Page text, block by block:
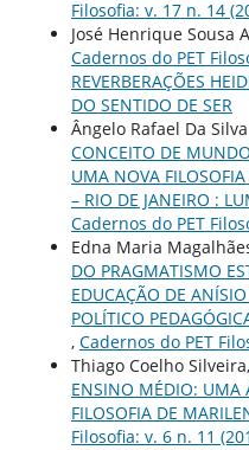
Filosofia: v. 17 n. 14
José Henrique Sousa
Cadernos do PET
REVERBERAÇÕES
DO SENTIDO DE SER
Ângelo Rafael Da
CONCEITO DE
UMA NOVA
– RIO DE JANEIRO :
Cadernos do PET
Edna Maria
DO PRAGMATISMO
EDUCAÇÃO DE
POLÍTICO
, Cadernos do PET
Thiago Coelho Silveira,
ENSINO MÉDIO: UMA
FILOSOFIA DE
Filosofia: v. 6 n. 11